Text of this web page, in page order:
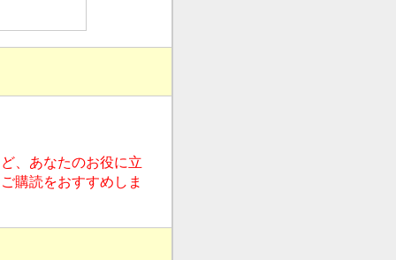
、あなたのお役に立
購読をおすすめしま